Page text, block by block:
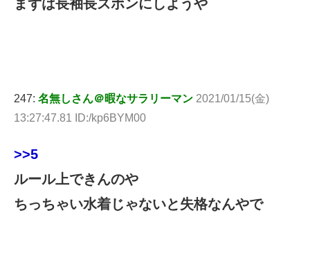
まずは長袖長ズボンにしようや
247: 名無しさん＠暇なサラリーマン 2021/01/15(金)
13:27:47.81 ID:/kp6BYM00
>>5
ルール上できんのや
ちっちゃい水着じゃないと失格なんやで